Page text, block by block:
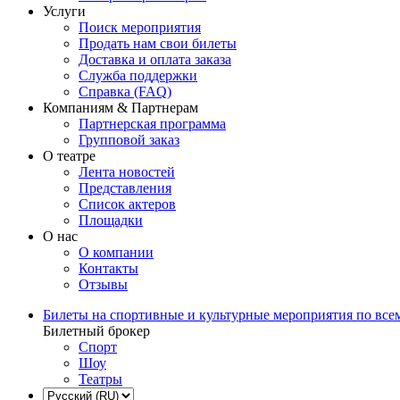
Услуги
Поиск мероприятия
Продать нам свои билеты
Доставка и оплата заказа
Служба поддержки
Справка (FAQ)
Компаниям & Партнерам
Партнерская программа
Групповой заказ
О театре
Лента новостей
Представления
Список актеров
Площадки
О нас
О компании
Контакты
Отзывы
Билеты на спортивные и культурные мероприятия по
Билетный брокер
Спорт
Шоу
Театры